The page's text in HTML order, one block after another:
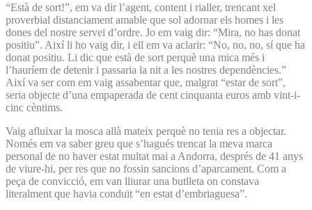
“Està de sort!”, em va dir l’agent, content i rialler, trencant xel
proverbial distanciament amable que sol adornar els homes i les
dones del nostre servei d’ordre. Jo em vaig dir: “Mira, no has donat
positiu”. Així li ho vaig dir, i ell em va aclarir: “No, no, no, sí que ha
donat positiu. Li dic que està de sort perquè una mica més i
l’hauríem de detenir i passaria la nit a les nostres dependències.”
Així va ser com em vaig assabentar que, malgrat “estar de sort”,
seria objecte d’una empaperada de cent cinquanta euros amb vint-i-
cinc cèntims.
Vaig afluixar la mosca allà mateix perquè no tenia res a objectar.
Només em va saber greu que s’hagués trencat la meva marca
personal de no haver estat multat mai a Andorra, després de 41 anys
de viure-hi, per res que no fossin sancions d’aparcament. Com a
peça de convicció, em van lliurar una butlleta on constava
literalment que havia conduït “en estat d’embriaguesa”.